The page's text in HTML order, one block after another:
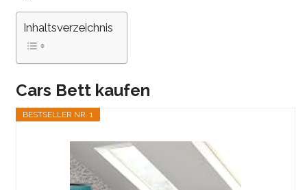
Inhaltsverzeichnis
Cars Bett kaufen
BESTSELLER NR. 1